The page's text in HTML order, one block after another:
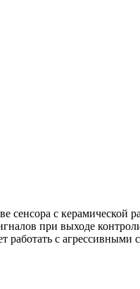
сенсора с керамической
при выходе
работать с агрессивными